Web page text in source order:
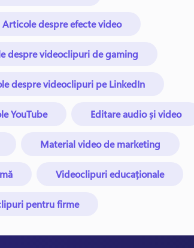
Articole despre efecte video
despre videoclipuri de gaming
despre videoclipuri pe LinkedIn
YouTube Editare audio și video
Material video de marketing
Videoclipuri educaționale
pentru firme